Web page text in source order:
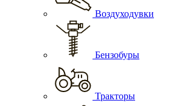
Воздуходувки
Бензобуры
Тракторы